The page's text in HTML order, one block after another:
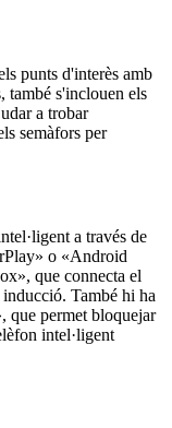
punts d'interès amb
també s'inclouen els
a trobar
semàfors per
a través de
o «Android
que connecta el
També hi ha
que permet bloquejar
intel·ligent